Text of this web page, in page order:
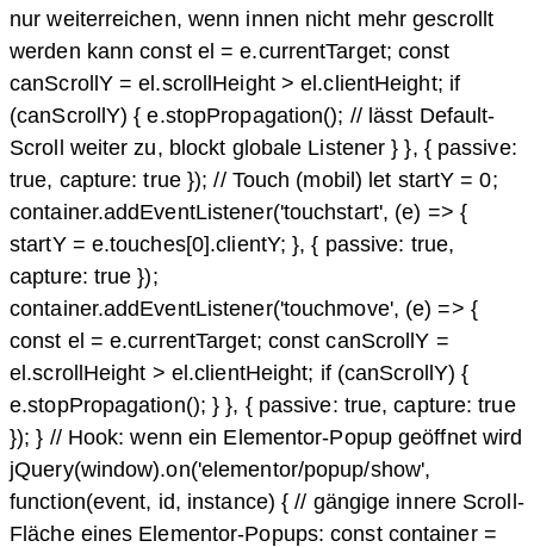
nur weiterreichen, wenn innen nicht mehr gescrollt
werden kann const el = e.currentTarget; const
canScrollY = el.scrollHeight > el.clientHeight; if
(canScrollY) { e.stopPropagation(); // lässt Default-
Scroll weiter zu, blockt globale Listener } }, { passive:
true, capture: true }); // Touch (mobil) let startY = 0;
container.addEventListener('touchstart', (e) => {
startY = e.touches[0].clientY; }, { passive: true,
capture: true });
container.addEventListener('touchmove', (e) => {
const el = e.currentTarget; const canScrollY =
el.scrollHeight > el.clientHeight; if (canScrollY) {
e.stopPropagation(); } }, { passive: true, capture: true
}); } // Hook: wenn ein Elementor-Popup geöffnet wird
jQuery(window).on('elementor/popup/show',
function(event, id, instance) { // gängige innere Scroll-
Fläche eines Elementor-Popups: const container =